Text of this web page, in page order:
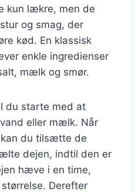
kun lækre, men de
og smag, der
kød. En klassisk
enkle ingredienser
mælk og smør.
du starte med at
eller mælk. Når
du tilsætte de
dejen, indtil den er
hæve i en time,
Derefter